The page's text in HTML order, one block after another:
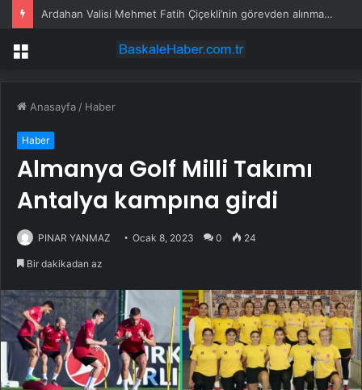
Ardahan Valisi Mehmet Fatih Çiçekli’nin görevden alınmasının perde arkası
Menü
Anasayfa / Haber
Haber
Almanya Golf Milli Takımı
Antalya kampına girdi
PINAR YANMAZ Ocak 8, 2023 0 24
Bir dakikadan az